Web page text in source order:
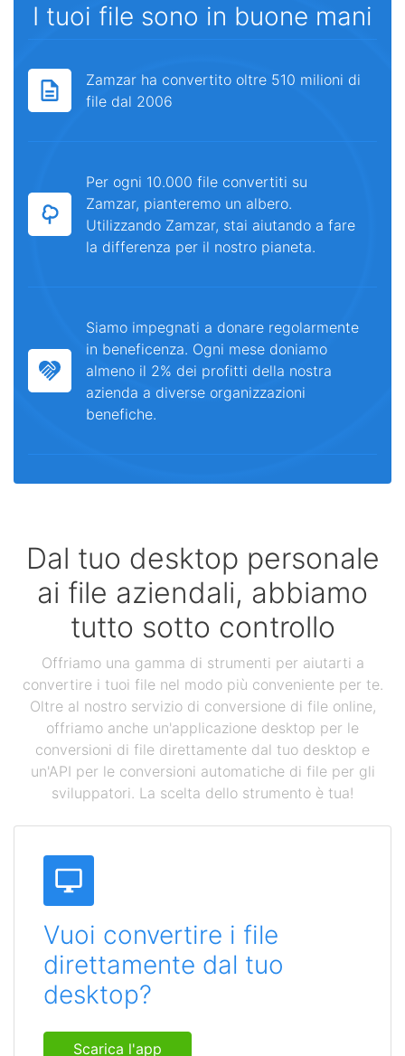
I tuoi file sono in buone mani
Zamzar ha convertito oltre 510 milioni di
file dal 2006
Per ogni 10.000 file convertiti su
Zamzar, pianteremo un albero.
Utilizzando Zamzar, stai aiutando a fare
la differenza per il nostro pianeta.
Siamo impegnati a donare regolarmente
in beneficenza. Ogni mese doniamo
almeno il 2% dei profitti della nostra
azienda a diverse organizzazioni
benefiche.
Dal tuo desktop personale
ai file aziendali, abbiamo
tutto sotto controllo
Offriamo una gamma di strumenti per aiutarti a
convertire i tuoi file nel modo più conveniente per te.
Oltre al nostro servizio di conversione di file online,
offriamo anche un'applicazione desktop per le
conversioni di file direttamente dal tuo desktop e
un'API per le conversioni automatiche di file per gli
sviluppatori. La scelta dello strumento è tua!
Vuoi convertire i file
direttamente dal tuo
desktop?
Scarica l'app